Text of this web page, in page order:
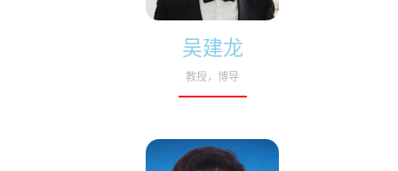
吴建龙
教授，博导